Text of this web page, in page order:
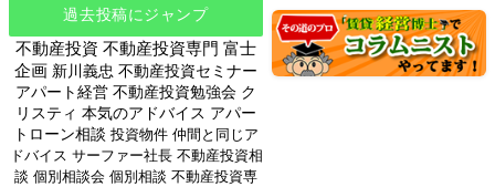
過去投稿にジャンプ
不動産投資 不動産投資専門 富士
企画 新川義忠 不動産投資セミナー
アパート経営 不動産投資勉強会 ク
リスティ 本気のアドバイス アパー
トローン相談 投資物件 仲間と同じア
ドバイス サーファー社長 不動産投資相
談 個別相談会 個別相談 不動産投資専